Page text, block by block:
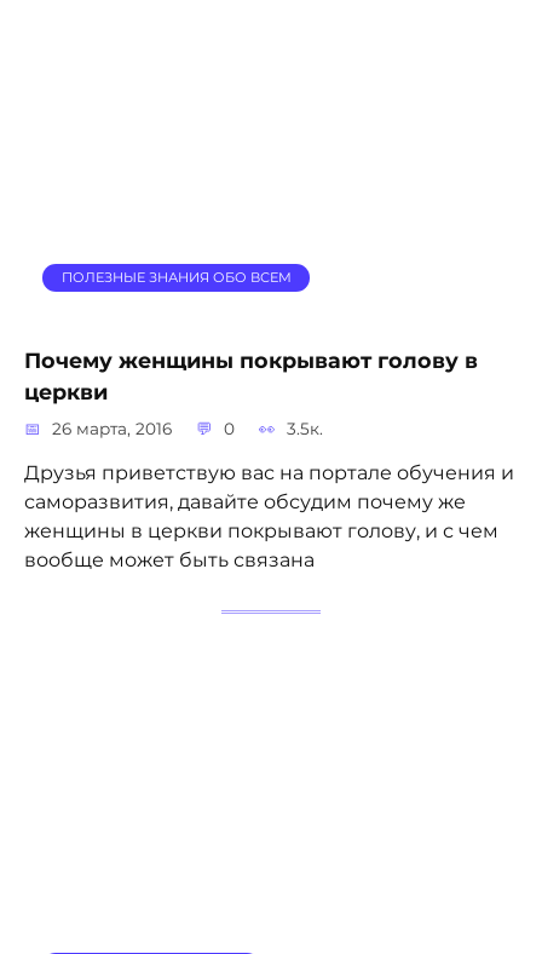
ПОЛЕЗНЫЕ ЗНАНИЯ ОБО ВСЕМ
Почему женщины покрывают голову в
церкви
26 марта, 2016 0 3.5к.
Друзья приветствую вас на портале обучения и
саморазвития, давайте обсудим почему же
женщины в церкви покрывают голову, и с чем
вообще может быть связана